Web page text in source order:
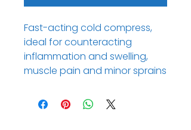
Fast-acting cold compress,
ideal for counteracting
inflammation and swelling,
muscle pain and minor sprains